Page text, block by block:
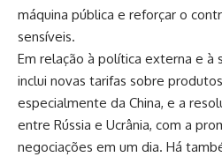
máquina pública e reforçar o
sensíveis.
Em relação à política externa e à
inclui novas tarifas sobre
especialmente da China, e a
entre Rússia e Ucrânia, com a
negociações em um dia. Há